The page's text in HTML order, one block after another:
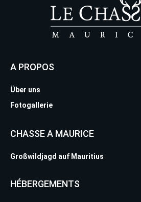
A PROPOS
Über uns
Fotogallerie
CHASSE A MAURICE
Großwildjagd auf Mauritius
HÉBERGEMENTS